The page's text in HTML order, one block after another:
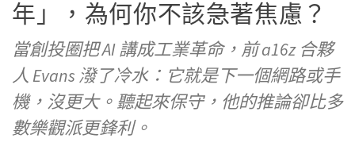
年」，為何你不該急著焦慮？
當創投圈把 AI 講成工業革命，前 a16z 合夥
人 Evans 潑了冷水：它就是下一個網路或手
機，沒更大。聽起來保守，他的推論卻比多
數樂觀派更鋒利。